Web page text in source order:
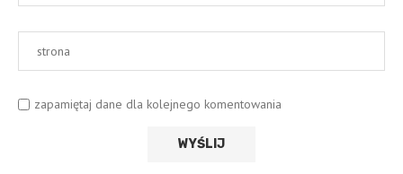
zapamiętaj dane dla kolejnego komentowania